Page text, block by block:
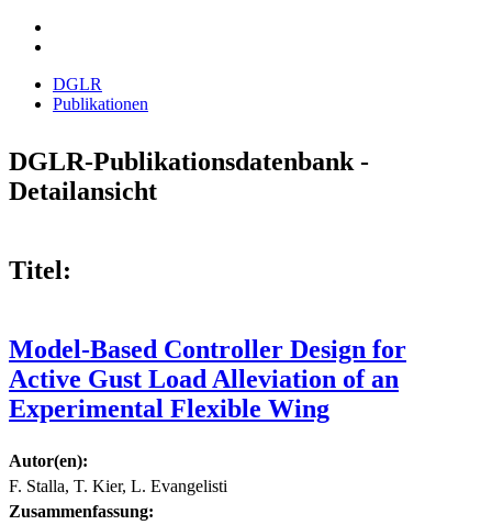
DGLR
Publikationen
DGLR-Publikationsdatenbank -
Detailansicht
Titel:
Model-Based Controller Design for
Active Gust Load Alleviation of an
Experimental Flexible Wing
Autor(en):
F. Stalla, T. Kier, L. Evangelisti
Zusammenfassung: